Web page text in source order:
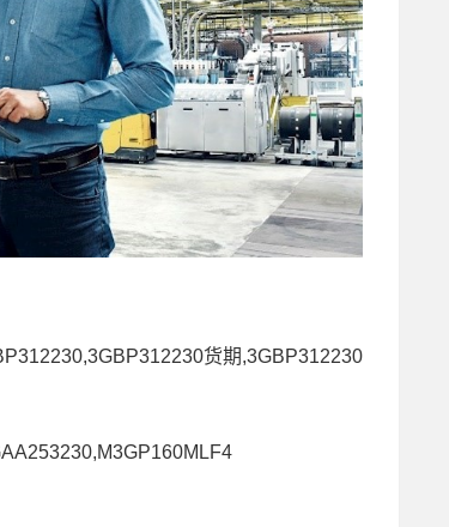
货期,3GBP312230